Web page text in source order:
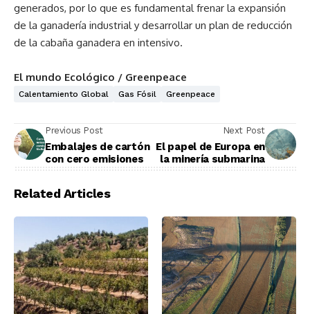
generados, por lo que es fundamental frenar la expansión
de la ganadería industrial y desarrollar un plan de reducción
de la cabaña ganadera en intensivo.
El mundo Ecológico / Greenpeace
Calentamiento Global Gas Fósil Greenpeace
Previous Post
Embalajes de cartón
con cero emisiones
Next Post
El papel de Europa en
la minería submarina
Related Articles